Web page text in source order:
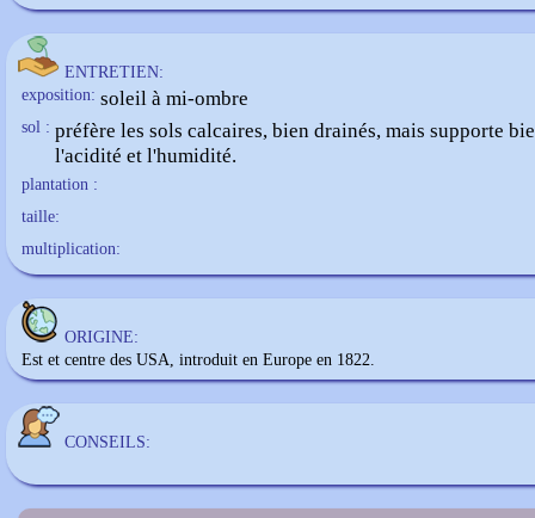
ENTRETIEN:
exposition: soleil à mi-ombre
sol : préfère les sols calcaires, bien drainés, mais supporte
l'acidité et l'humidité.
plantation :
taille:
multiplication:
ORIGINE:
Est et centre des USA, introduit en Europe en 1822.
CONSEILS: